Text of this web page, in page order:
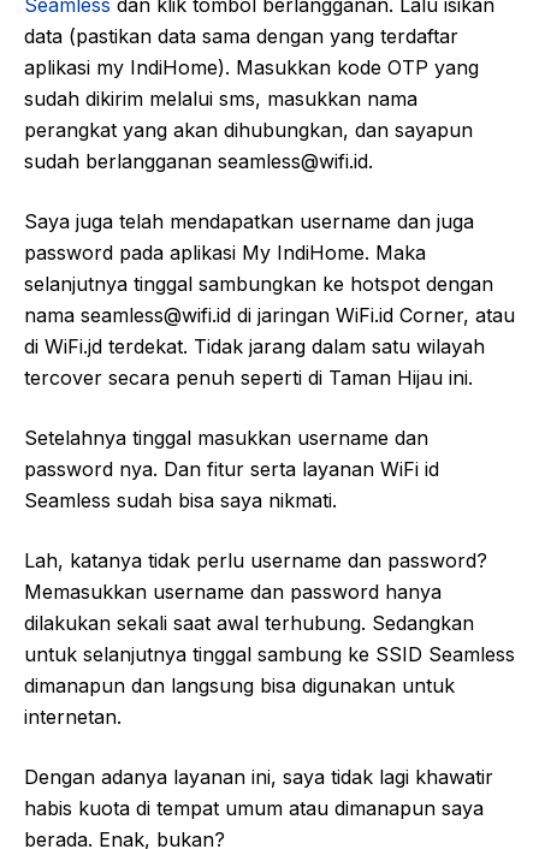
data (pastikan data sama dengan yang terdaftar
aplikasi my IndiHome). Masukkan kode OTP yang
sudah dikirim melalui sms, masukkan nama
perangkat yang akan dihubungkan, dan sayapun
sudah berlangganan seamless@wifi.id.
Saya juga telah mendapatkan username dan juga
password pada aplikasi My IndiHome. Maka
selanjutnya tinggal sambungkan ke hotspot dengan
nama seamless@wifi.id di jaringan WiFi.id Corner, atau
di WiFi.jd terdekat. Tidak jarang dalam satu wilayah
tercover secara penuh seperti di Taman Hijau ini.
Setelahnya tinggal masukkan username dan
password nya. Dan fitur serta layanan WiFi id
Seamless sudah bisa saya nikmati.
Lah, katanya tidak perlu username dan password?
Memasukkan username dan password hanya
dilakukan sekali saat awal terhubung. Sedangkan
untuk selanjutnya tinggal sambung ke SSID Seamless
dimanapun dan langsung bisa digunakan untuk
internetan.
Dengan adanya layanan ini, saya tidak lagi khawatir
habis kuota di tempat umum atau dimanapun saya
berada. Enak, bukan?